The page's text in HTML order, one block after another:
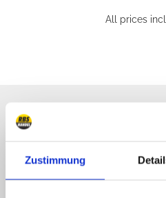
Zustimmung
All prices